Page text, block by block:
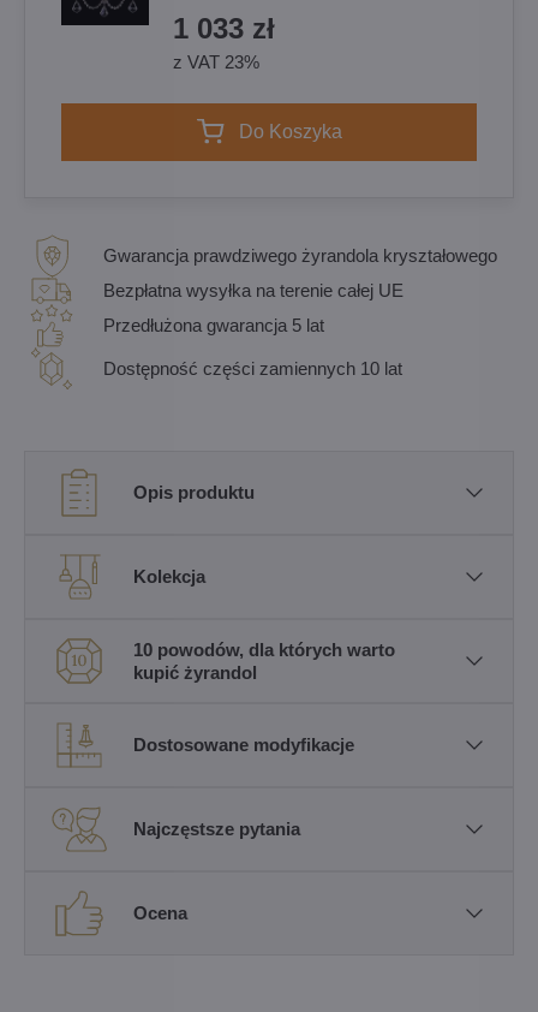
1 033 zł
z VAT 23%
Do Koszyka
Gwarancja prawdziwego żyrandola kryształowego
Bezpłatna wysyłka na terenie całej UE
Przedłużona gwarancja 5 lat
Dostępność części zamiennych 10 lat
Opis produktu
Kolekcja
10 powodów, dla których warto
kupić żyrandol
Dostosowane modyfikacje
Najczęstsze pytania
Ocena